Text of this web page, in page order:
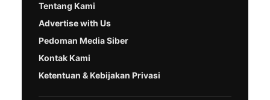
Tentang Kami
Advertise with Us
Pedoman Media Siber
Kontak Kami
Ketentuan & Kebijakan Privasi